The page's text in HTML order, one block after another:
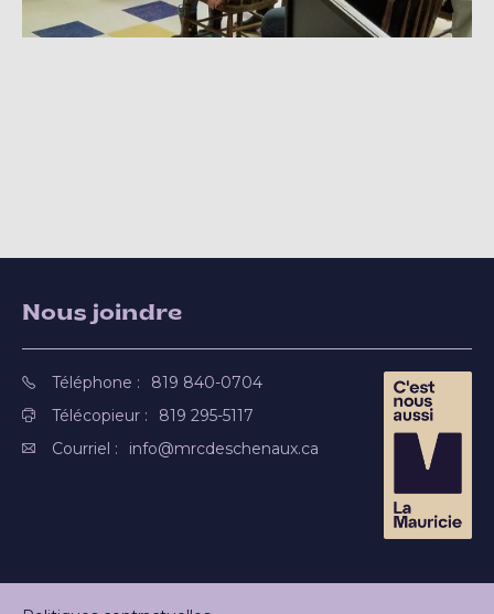
Nous joindre
Téléphone :
819 840-0704
Télécopieur :
819 295-5117
Courriel :
info@mrcdeschenaux.ca